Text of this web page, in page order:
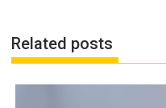
Related posts